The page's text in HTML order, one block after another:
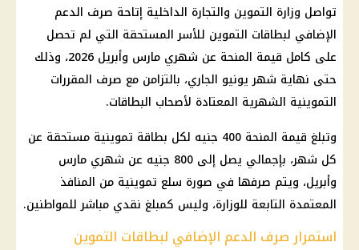
تواصل وزارة التموين والتجارة الداخلية إتاحة صرف الدعم
الإضافي لبطاقات التموين للأسر المستحقة التي لم تحصل
على كامل قيمة المنحة عن شهري مارس وأبريل 2026، وذلك
حتى نهاية شهر يونيو الجاري، بالتزامن مع صرف المقررات
التموينية الشهرية المعتادة لأصحاب البطاقات.
وتبلغ قيمة المنحة 400 جنيه لكل بطاقة تموينية مستحقة عن
كل شهر، بإجمالي يصل إلى 800 جنيه عن شهري مارس
وأبريل، ويتم صرفها في صورة سلع تموينية من المنافذ
المعتمدة التابعة للوزارة، وليس كمبلغ نقدي مباشر للمواطنين.
استمرار صرف الدعم الإضافي لبطاقات التموين